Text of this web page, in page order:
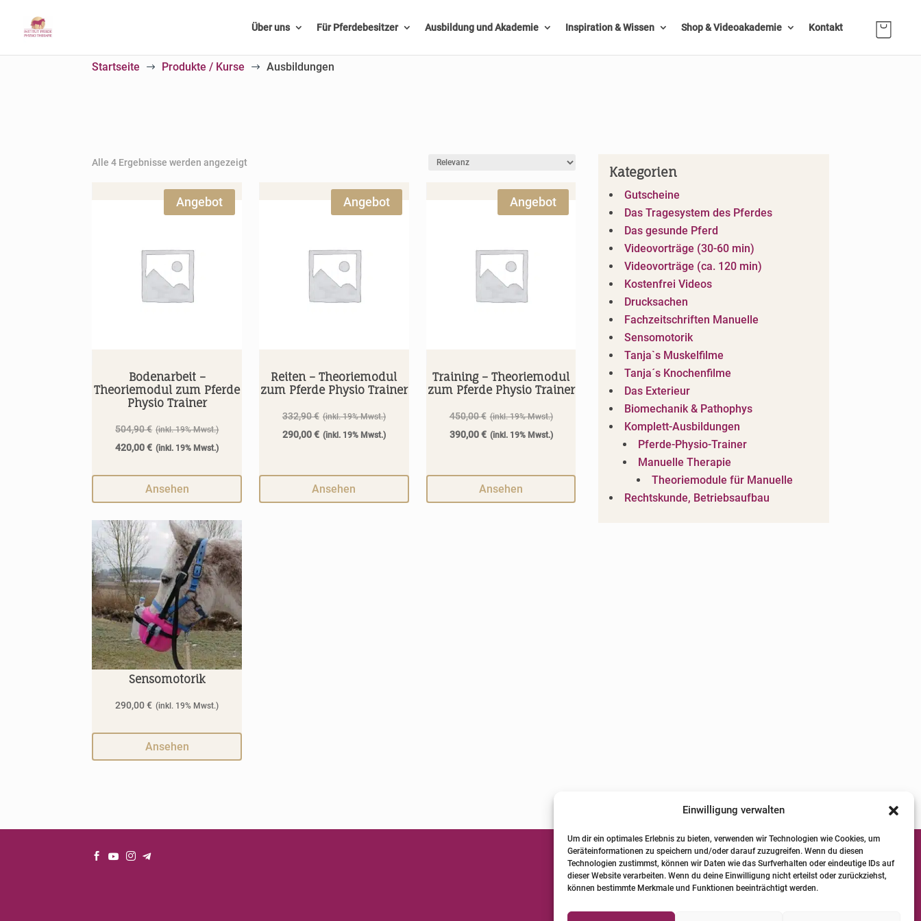
Einwilligung verwalten
Um dir ein optimales Erlebnis zu bieten, verwenden wir Technologien wie Cookies, um
Geräteinformationen zu speichern und/oder darauf zuzugreifen. Wenn du diesen
Technologien zustimmst, können wir Daten wie das Surfverhalten oder eindeutige IDs auf
dieser Website verarbeiten. Wenn du deine Einwilligung nicht erteilst oder zurückziehst,
können bestimmte Merkmale und Funktionen beeinträchtigt werden.
Über uns Für Pferdebesitzer Ausbildung und Akademie Inspiration & Wissen Shop & Videoakademie Kontakt
Startseite $ Produkte / Kurse $ Ausbildungen
Alle 4 Ergebnisse werden angezeigt
Angebot
Bodenarbeit –
Theoriemodul zum Pferde
Physio Trainer
504,90€
Ursprünglicher
Preis
420,00€
Aktueller
420,00 €.
Ansehen
Angebot
Reiten – Theoriemodul
zum Pferde Physio Trainer
332,90€
Ursprünglicher
Preis
290,00€
Aktueller
Ansehen
Angebot
Training – Theoriemodul
zum Pferde Physio Trainer
450,00€
Ursprünglicher
Preis
390,00€
Aktueller
Ansehen
Sensomotorik
290,00€
Ansehen
Kategorien
Gutscheine
Das Tragesystem des Pferdes
Das gesunde Pferd
Videovorträge (30-60 min)
Videovorträge (ca. 120 min)
Kostenfrei Videos
Drucksachen
Fachzeitschriften Manuelle
Sensomotorik
Tanja`s Muskelfilme
Tanja´s Knochenfilme
Das Exterieur
Biomechanik & Pathophys
Komplett-Ausbildungen
Pferde-Physio-Trainer
Manuelle Therapie
Theoriemodule für Manuelle
Rechtskunde, Betriebsaufbau
    Qualifizierte Pferde-Physio-Therapeuten
Versicherungen für Pferde-Physio-